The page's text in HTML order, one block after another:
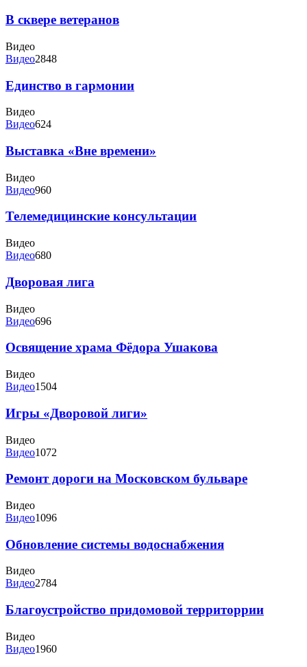
В сквере ветеранов
Видео
Видео2848
Единство в гармонии
Видео
Видео624
Выставка «Вне времени»
Видео
Видео960
Телемедицинские консультации
Видео
Видео680
Дворовая лига
Видео
Видео696
Освящение храма Фёдора Ушакова
Видео
Видео1504
Игры «Дворовой лиги»
Видео
Видео1072
Ремонт дороги на Московском бульваре
Видео
Видео1096
Обновление системы водоснабжения
Видео
Видео2784
Благоустройство придомовой территоррии
Видео
Видео1960